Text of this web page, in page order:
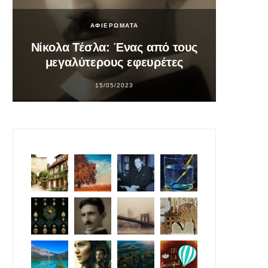
ΑΦΙΕΡΩΜΑΤΑ
Νίκολα Τέσλα: Ένας από τους
μεγαλύτερους εφευρέτες
15/05/2023